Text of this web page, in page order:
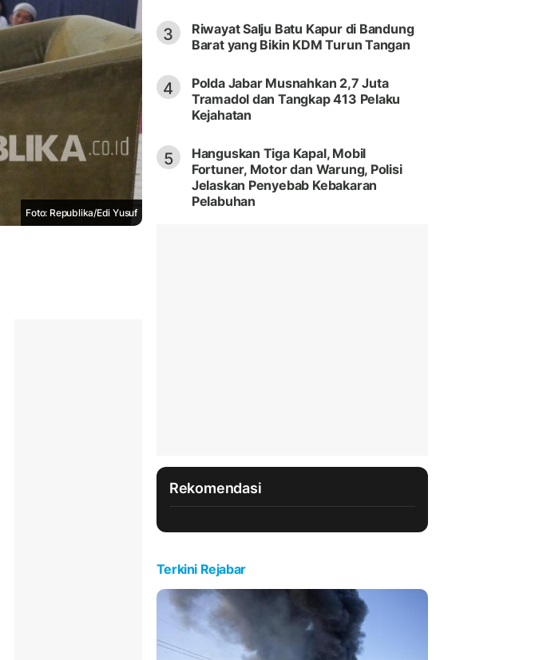
Foto: Republika/Edi Yusuf
3
Riwayat Salju Batu Kapur di Bandung
Barat yang Bikin KDM Turun Tangan
4
Polda Jabar Musnahkan 2,7 Juta
Tramadol dan Tangkap 413 Pelaku
Kejahatan
5
Hanguskan Tiga Kapal, Mobil
Fortuner, Motor dan Warung, Polisi
Jelaskan Penyebab Kebakaran
Pelabuhan
Rekomendasi
Terkini Rejabar